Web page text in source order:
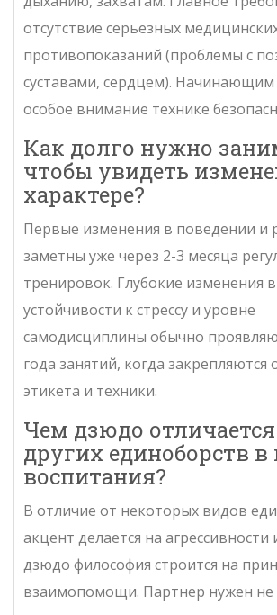
отсутствие серьезных
противопоказаний (проблемы с
суставами, сердцем). Начинающим
особое внимание технике
Как долго нужно
чтобы увидеть
характере?
Первые изменения в поведении и
заметны уже через 2-3 месяца
тренировок. Глубокие изменения
устойчивости к стрессу и уровне
самодисциплины обычно
года занятий, когда закрепляются
этикета и техники.
Чем дзюдо
других единоборств в
воспитания?
В отличие от некоторых видов
акцент делается на
дзюдо философия строится на
взаимопомощи. Партнер нужен не